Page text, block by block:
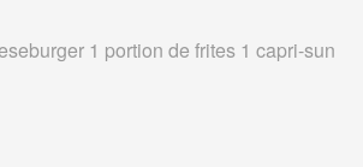
1 portion de frites 1 capri-sun